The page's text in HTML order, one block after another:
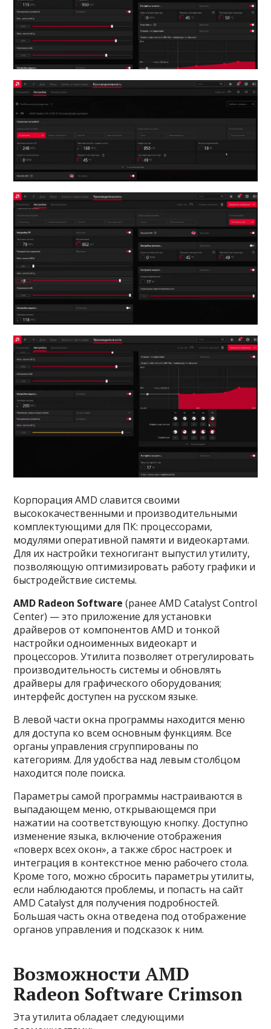
Корпорация AMD славится своими
высококачественными и производительными
комплектующими для ПК: процессорами,
модулями оперативной памяти и видеокартами.
Для их настройки техногигант выпустил утилиту,
позволяющую оптимизировать работу графики и
быстродействие системы.
AMD Radeon Software (ранее AMD Catalyst Control
Center) — это приложение для установки
драйверов от компонентов AMD и тонкой
настройки одноименных видеокарт и
процессоров. Утилита позволяет отрегулировать
производительность системы и обновлять
драйверы для графического оборудования;
интерфейс доступен на русском языке.
В левой части окна программы находится меню
для доступа ко всем основным функциям. Все
органы управления сгруппированы по
категориям. Для удобства над левым столбцом
находится поле поиска.
Параметры самой программы настраиваются в
выпадающем меню, открывающемся при
нажатии на соответствующую кнопку. Доступно
изменение языка, включение отображения
«поверх всех окон», а также сброс настроек и
интеграция в контекстное меню рабочего стола.
Кроме того, можно сбросить параметры утилиты,
если наблюдаются проблемы, и попасть на сайт
AMD Catalyst для получения подробностей.
Большая часть окна отведена под отображение
органов управления и подсказок к ним.
Возможности AMD
Radeon Software Crimson
Эта утилита обладает следующими